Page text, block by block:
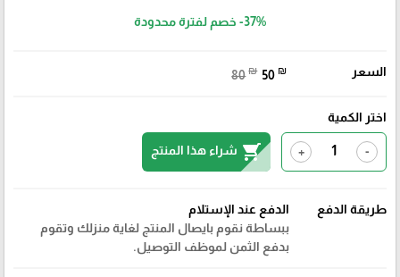
-37% خصم لفترة محدودة
السعر 80 ₪ 50 ₪
اختر الكمية
-
+
shopping_cart شراء هذا المنتج
طريقة الدفع
الدفع عند الإستلام
ببساطة نقوم بايصال المنتج لغاية منزلك وتقوم
بدفع الثمن لموظف التوصيل.